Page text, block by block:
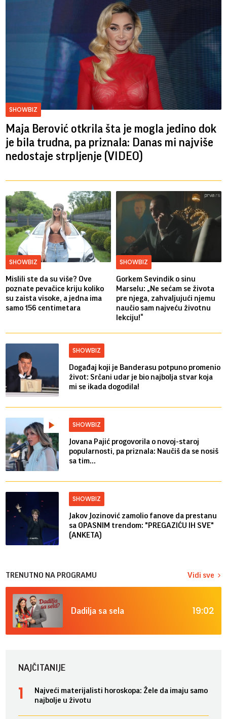
SHOWBIZ
Maja Berović otkrila šta je mogla jedino dok
je bila trudna, pa priznala: Danas mi najviše
nedostaje strpljenje (VIDEO)
SHOWBIZ
Mislili ste da su više? Ove
poznate pevačice kriju koliko
su zaista visoke, a jedna ima
samo 156 centimetara
SHOWBIZ
Gorkem Sevindik o sinu
Marselu: „Ne sećam se života
pre njega, zahvaljujući njemu
naučio sam najveću životnu
lekciju!“
SHOWBIZ
Događaj koji je Banderasu potpuno promenio
život: Srčani udar je bio najbolja stvar koja
mi se ikada dogodila!
SHOWBIZ
Jovana Pajić progovorila o novoj-staroj
popularnosti, pa priznala: Naučiš da se nosiš
sa tim...
SHOWBIZ
Jakov Jozinović zamolio fanove da prestanu
sa OPASNIM trendom: "PREGAZIĆU IH SVE"
(ANKETA)
TRENUTNO NA PROGRAMU Vidi sve
Dadilja sa sela 19:02
NAJČITANIJE
Najveći materijalisti horoskopa: Žele da imaju samo
najbolje u životu